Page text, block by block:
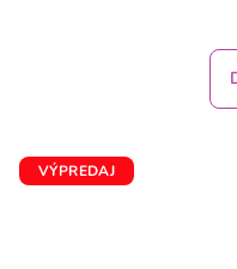
VÝPREDAJ